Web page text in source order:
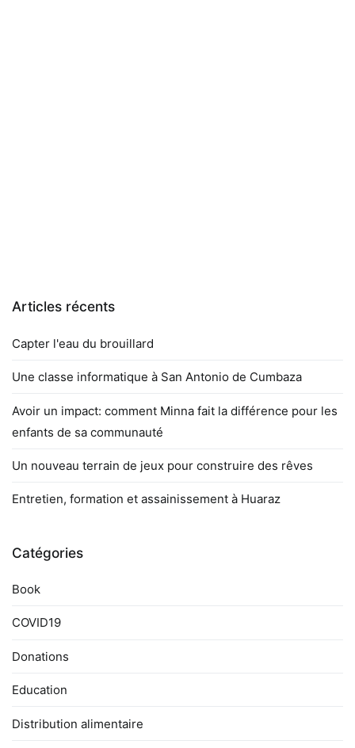
Articles récents
Capter l'eau du brouillard
Une classe informatique à San Antonio de Cumbaza
Avoir un impact: comment Minna fait la différence pour les
enfants de sa communauté
Un nouveau terrain de jeux pour construire des rêves
Entretien, formation et assainissement à Huaraz
Catégories
Book
COVID19
Donations
Education
Distribution alimentaire